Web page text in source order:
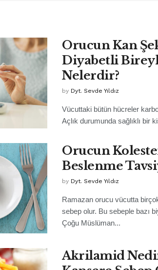
Orucun Kan
Diyabetli
Nelerdir?
by Dyt. Sevde Yıldız
Vücuttaki bütün hücreler
Açlık durumunda sağlıklı bir
Orucun
Beslenme
by Dyt. Sevde Yıldız
Ramazan orucu vücutta
sebep olur. Bu sebeple bazı
Çoğu Müslüman...
Akrilamid